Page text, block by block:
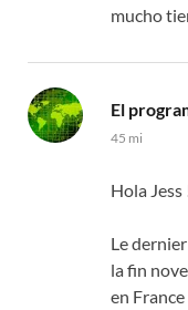
mucho
El
45 mi
Hola Jess
Le
la fin
en